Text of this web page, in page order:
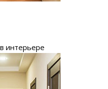
интерьере